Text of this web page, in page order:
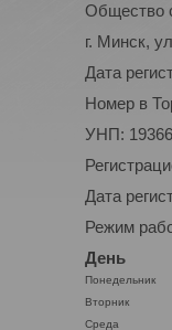
Общество
г. Минск,
Дата
Номер в
УНП:
Дата
Режим
День
Понедельник
Вторник
Среда